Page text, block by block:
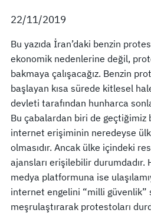
22/11/2019
Bu yazıda İran’daki benzin
ekonomik nedenlerine değil,
bakmaya çalışacağız. Benzin
başlayan kısa sürede kitlesel
devleti tarafından hunharca
Bu çabalardan biri de geçtiğimiz
internet erişiminin neredeyse
olmasıdır. Ancak ülke içindeki
ajansları erişilebilir durumdadır.
medya platformuna ise
internet engelini “milli güvenlik”
meşrulaştırarak protestoları